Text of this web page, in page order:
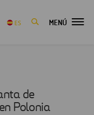
ES MENÚ
de
Polonia